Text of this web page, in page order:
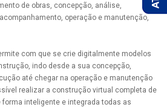
de obras, concepção, análise,
operação e manutenção,
com que se crie digitalmente modelos
indo desde a sua concepção,
até chegar na operação e manutenção
realizar a construção virtual completa de
inteligente e integrada todas as